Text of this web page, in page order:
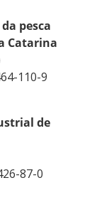
pesca
Catarina
110-9
de
87-0